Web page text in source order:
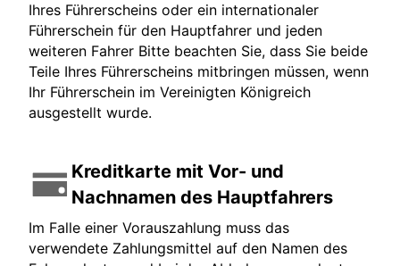
Ihres Führerscheins oder ein internationaler
Führerschein für den Hauptfahrer und jeden
weiteren Fahrer Bitte beachten Sie, dass Sie beide
Teile Ihres Führerscheins mitbringen müssen, wenn
Ihr Führerschein im Vereinigten Königreich
ausgestellt wurde.
Kreditkarte mit Vor- und
Nachnamen des Hauptfahrers
Im Falle einer Vorauszahlung muss das
verwendete Zahlungsmittel auf den Namen des